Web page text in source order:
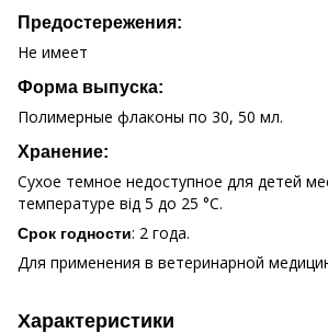
Предостережения:
Не имеет
Форма выпуска:
Полимерные флаконы по 30, 50 мл.
Хранение:
Сухое темное недоступное для детей
температуре від 5 до 25 °С.
Срок годности: 2 года.
Для применения в ветеринарной
Характеристики